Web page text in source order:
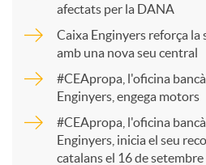
p
a
r
afectats per la DANA
Caixa Enginyers reforça la
amb una nova seu central
#CEApropa, l'oficina
Enginyers, engega motors
#CEApropa, l'oficina
Enginyers, inicia el seu
catalans el 16 de setembre